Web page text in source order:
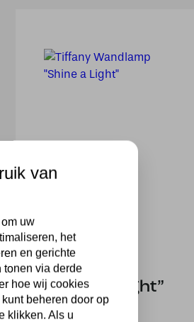
Tiffany
Wandlamp
“Shine a Light”
175,00
van
uw
het
en gerichte
tonen via derde
hoe wij cookies
beheren door op
klikken. Als u